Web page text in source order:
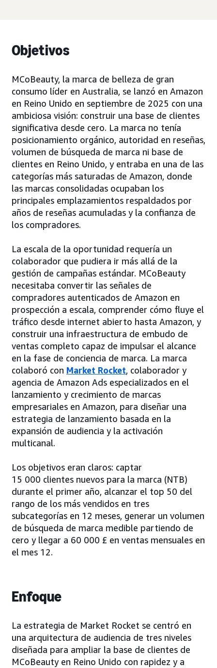
Objetivos
MCoBeauty, la marca de belleza de gran
consumo líder en Australia, se lanzó en Amazon
en Reino Unido en septiembre de 2025 con una
ambiciosa visión: construir una base de clientes
significativa desde cero. La marca no tenía
posicionamiento orgánico, autoridad en reseñas,
volumen de búsqueda de marca ni base de
clientes en Reino Unido, y entraba en una de las
categorías más saturadas de Amazon, donde
las marcas consolidadas ocupaban los
principales emplazamientos respaldados por
años de reseñas acumuladas y la confianza de
los compradores.
La escala de la oportunidad requería un
colaborador que pudiera ir más allá de la
gestión de campañas estándar. MCoBeauty
necesitaba convertir las señales de
compradores autenticados de Amazon en
prospección a escala, comprender cómo fluye el
tráfico desde internet abierto hasta Amazon, y
construir una infraestructura de embudo de
ventas completo capaz de impulsar el alcance
en la fase de conciencia de marca. La marca
colaboró con Market Rocket, colaborador y
agencia de Amazon Ads especializados en el
lanzamiento y crecimiento de marcas
empresariales en Amazon, para diseñar una
estrategia de lanzamiento basada en la
expansión de audiencia y la activación
multicanal.
Los objetivos eran claros: captar
15 000 clientes nuevos para la marca (NTB)
durante el primer año, alcanzar el top 50 del
rango de los más vendidos en tres
subcategorías en 12 meses, generar un volumen
de búsqueda de marca medible partiendo de
cero y llegar a 60 000 £ en ventas mensuales en
el mes 12.
Enfoque
La estrategia de Market Rocket se centró en
una arquitectura de audiencia de tres niveles
diseñada para ampliar la base de clientes de
MCoBeauty en Reino Unido con rapidez y a